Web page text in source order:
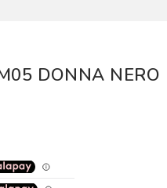
DONNA NERO